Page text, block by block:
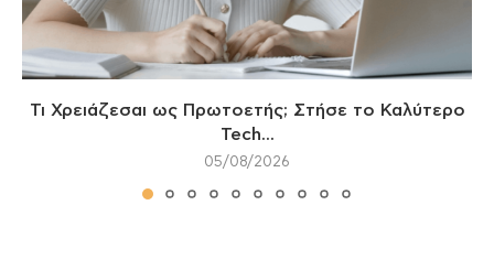
Τι Χρειάζεσαι ως Πρωτοετής; Στήσε το Καλύτερο
Tech...
05/08/2026